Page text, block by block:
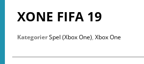
XONE FIFA 19
KategorierSpel (Xbox One), Xbox One